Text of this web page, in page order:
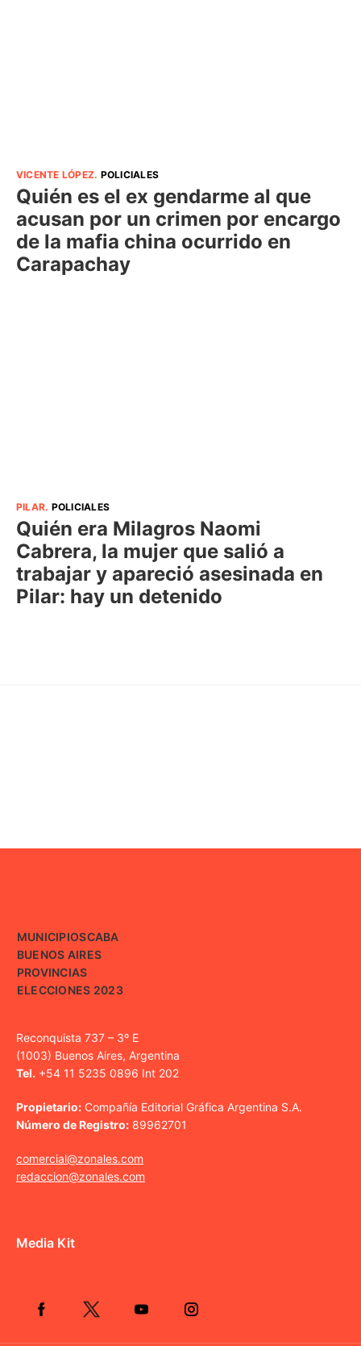
VICENTE LÓPEZ. POLICIALES
Quién es el ex gendarme al que
acusan por un crimen por encargo
de la mafia china ocurrido en
Carapachay
PILAR. POLICIALES
Quién era Milagros Naomi
Cabrera, la mujer que salió a
trabajar y apareció asesinada en
Pilar: hay un detenido
MUNICIPIOSCABA
BUENOS AIRES
PROVINCIAS
ELECCIONES 2023
Reconquista 737 – 3º E
(1003) Buenos Aires, Argentina
Tel. +54 11 5235 0896 Int 202
Propietario: Compañía Editorial Gráfica Argentina S.A.
Número de Registro: 89962701
comercial@zonales.com
redaccion@zonales.com
Media Kit